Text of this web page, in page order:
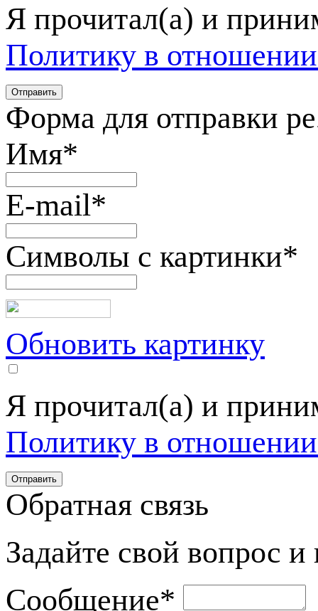
Я прочитал(а) и
Политику в
Форма для отправки
Имя*
E-mail*
Символы с картинки*
Обновить картинку
Я прочитал(а) и
Политику в
Обратная связь
Задайте свой вопрос
Сообщение*